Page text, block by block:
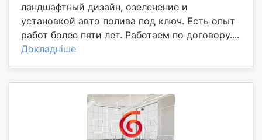
ландшафтный дизайн, озеленение и
установкой авто полива под ключ. Есть опыт
работ более пяти лет. Работаем по договору....
Докладніше